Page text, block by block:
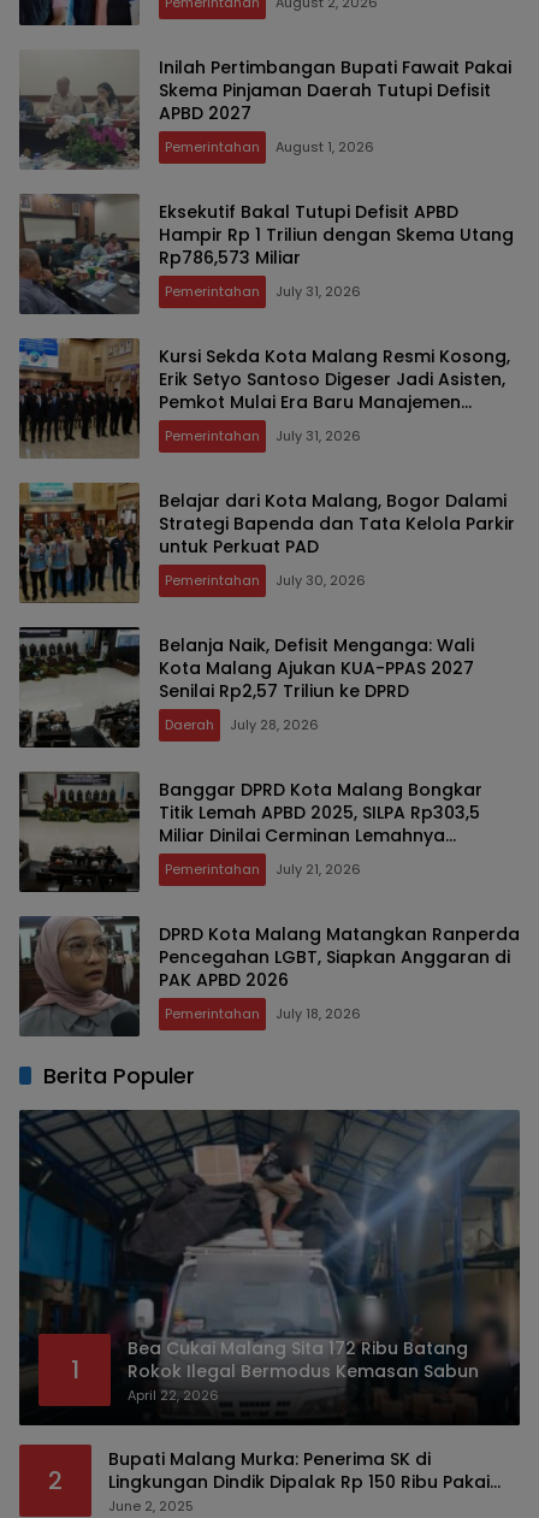
Inilah Pertimbangan Bupati Fawait Pakai
Skema Pinjaman Daerah Tutupi Defisit
APBD 2027
Pemerintahan August 1, 2026
Eksekutif Bakal Tutupi Defisit APBD
Hampir Rp 1 Triliun dengan Skema Utang
Rp786,573 Miliar
Pemerintahan July 31, 2026
Kursi Sekda Kota Malang Resmi Kosong,
Erik Setyo Santoso Digeser Jadi Asisten,
Pemkot Mulai Era Baru Manajemen
Talenta
Pemerintahan July 31, 2026
Belajar dari Kota Malang, Bogor Dalami
Strategi Bapenda dan Tata Kelola Parkir
untuk Perkuat PAD
Pemerintahan July 30, 2026
Belanja Naik, Defisit Menganga: Wali
Kota Malang Ajukan KUA-PPAS 2027
Senilai Rp2,57 Triliun ke DPRD
Daerah July 28, 2026
Banggar DPRD Kota Malang Bongkar
Titik Lemah APBD 2025, SILPA Rp303,5
Miliar Dinilai Cerminan Lemahnya
Perencanaan dan Serapan Anggaran
Pemerintahan July 21, 2026
DPRD Kota Malang Matangkan Ranperda
Pencegahan LGBT, Siapkan Anggaran di
PAK APBD 2026 ‎
Pemerintahan July 18, 2026
Berita Populer
1
Bea Cukai Malang Sita 172 Ribu Batang
Rokok Ilegal Bermodus Kemasan Sabun
April 22, 2026
2
Bupati Malang Murka: Penerima SK di
Lingkungan Dindik Dipalak Rp 150 Ribu Pakai
Modus Tumpengan, KPK Turut Pantau
June 2, 2025